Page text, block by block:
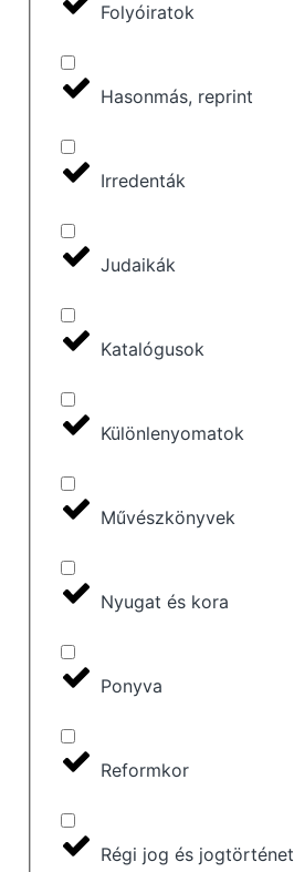
Folyóiratok
Hasonmás, reprint
Irredenták
Judaikák
Katalógusok
Különlenyomatok
Művészkönyvek
Nyugat és kora
Ponyva
Reformkor
Régi jog és jogtörténet